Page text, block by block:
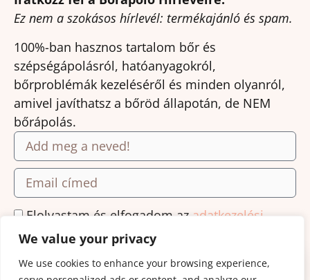
We value your privacy
We use cookies to enhance your browsing experience,
Ez nem a szokásos hírlevél: termékajánló és spam.
100%-ban hasznos tartalom bőr és
szépségápolásról, hatóanyagokról,
bőrproblémák kezeléséről és minden olyanról,
amivel javíthatsz a bőröd állapotán, de NEM
bőrápolás.
Elolvastam és elfogadom az adatkezelési
tájékoztató.
Feliratkozás